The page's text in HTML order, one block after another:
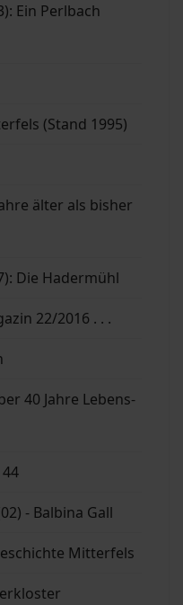
Ein Perlbach
(Stand 1995)
älter als bisher
Die Hadermühl
22/2016 . . .
40 Jahre Lebens-
- Balbina Gall
Mitterfels